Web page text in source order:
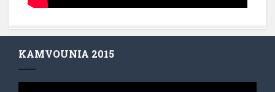
KAMVOUNIA 2015